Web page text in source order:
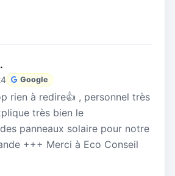
Google
rien à redire👍 , personnel très
très bien le
panneaux solaire pour notre
+++ Merci à Eco Conseil